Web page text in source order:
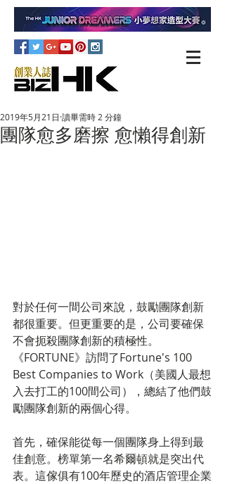
團隊愈多磨擦 愈懶得創新
2019年5月21日 讀畢需時 2 分鐘
對於任何一間公司來說，鼓勵團隊創新
都很重要。但更重要的是，公司要確保
不會扼殺團隊創新的積極性。
《FORTUNE》訪問了Fortune's 100
Best Companies to Work（美國人最想
入去打工的100間公司），總結了他們鼓
勵團隊創新的兩個心得。
首先，確保能從每一個團隊身上得到最
佳創意。榜單第一名希爾頓就是突出代
表。這傢俱有100年歷史的酒店管理企業